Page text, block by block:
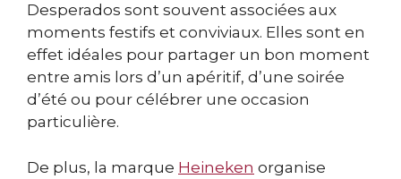
Desperados sont souvent associées aux
moments festifs et conviviaux. Elles sont en
effet idéales pour partager un bon moment
entre amis lors d’un apéritif, d’une soirée
d’été ou pour célébrer une occasion
particulière.
De plus, la marque Heineken organise